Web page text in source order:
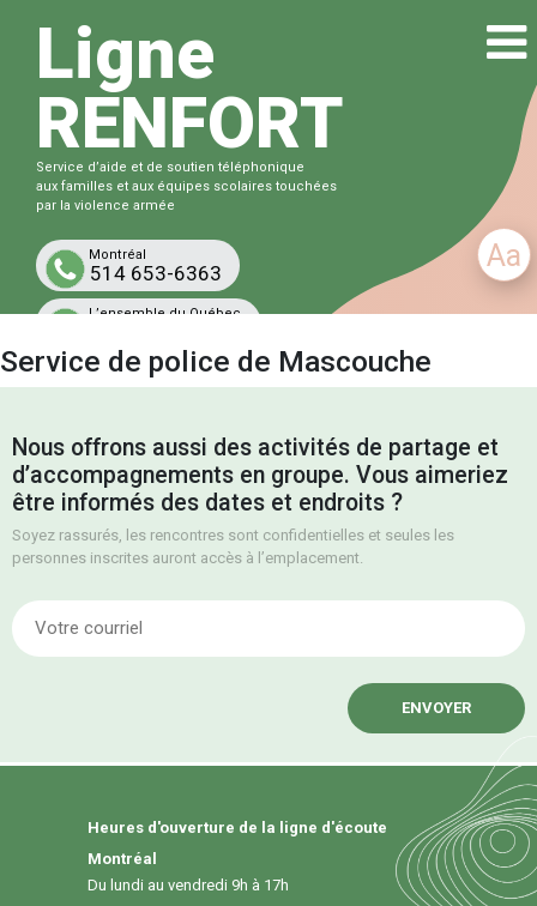
Aa
Ligne
RENFORT
Service d’aide et de soutien téléphonique
aux familles et aux équipes scolaires touchées
par la violence armée
Montréal
514 653-6363
L’ensemble du Québec
Gratuit et confidentiel
Service de police de Mascouche
Nous offrons aussi des activités de partage et
d’accompagnements en groupe. Vous aimeriez
être informés des dates et endroits ?
Soyez rassurés, les rencontres sont confidentielles et seules les
personnes inscrites auront accès à l’emplacement.
Heures d'ouverture de la ligne d'écoute
Montréal
Du lundi au vendredi 9h à 17h